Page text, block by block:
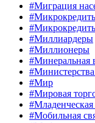
#Миграция
#Миллиардеры
#Миллионеры
#Минеральная
#Мир
#Мировая
#Младенческая
#Мобильная